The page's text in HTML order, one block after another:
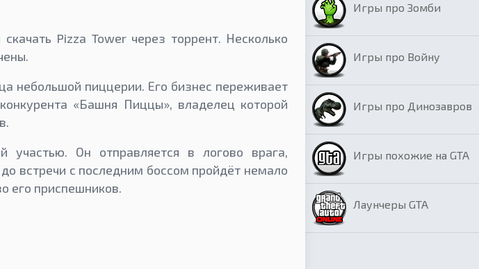
Pizza Tower через торрент. Несколько
небольшой пиццерии. Его бизнес переживает
«Башня Пиццы», владелец которой
Он отправляется в логово врага,
встречи с последним боссом пройдёт немало
его приспешников.
Игры про Зомби
Игры про Войну
Игры про Динозавров
Игры похожие на GTA
Лаунчеры GTA